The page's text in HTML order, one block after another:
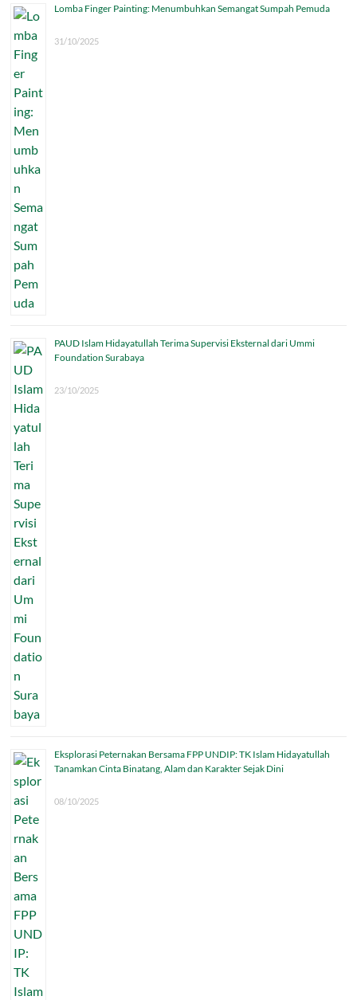
Lomba Finger Painting: Menumbuhkan Semangat Sumpah Pemuda
31/10/2025
PAUD Islam Hidayatullah Terima Supervisi Eksternal dari Ummi
Foundation Surabaya
23/10/2025
Eksplorasi Peternakan Bersama FPP UNDIP: TK Islam Hidayatullah
Tanamkan Cinta Binatang, Alam dan Karakter Sejak Dini
08/10/2025